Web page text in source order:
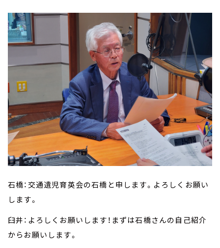
石橋：交通遺児育英会の石橋と申します。よろしくお願い
します。
臼井：よろしくお願いします！まずは石橋さんの自己紹介
からお願いします。